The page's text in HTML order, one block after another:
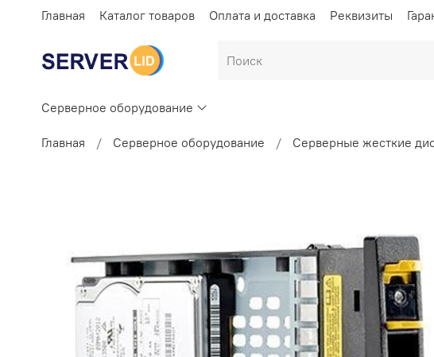
Главная Каталог товаров Оплата и доставка Реквизиты
Серверное оборудование
Главная Серверное оборудование Серверные жесткие